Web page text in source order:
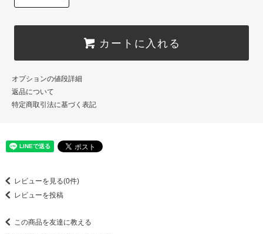
カートに入れる
オプションの値段詳細
返品について
特定商取引法に基づく表記
レビューを見る(0件)
レビューを投稿
この商品を友達に教える